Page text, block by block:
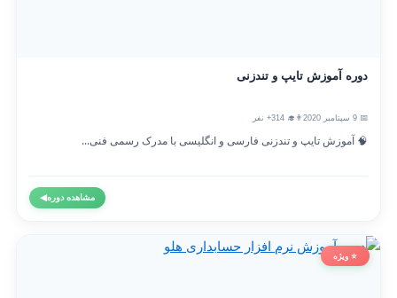
دوره آموزش تایپ و تندزنی
👨‍🎓 314+ نفر
🧠 آموزش تایپ و تندزنی فارسی و انگلیسی با مدرک رسمی فنی...
مشاهده دوره◀
⭐ ویژه